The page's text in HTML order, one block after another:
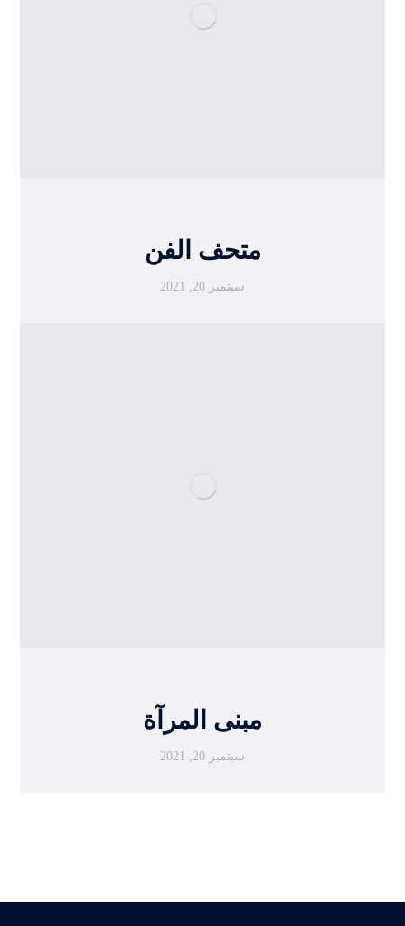
متحف الفن
سبتمبر 20, 2021
مبنى المرآة
سبتمبر 20, 2021